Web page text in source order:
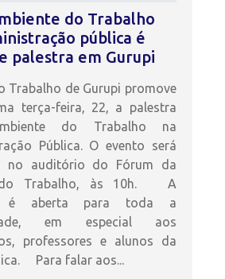
do Trabalho
pública é
palestra em Gurupi
Trabalho de Gurupi promove
terça-feira, 22, a palestra
do Trabalho na
Pública. O evento será
no auditório do Fórum da
do Trabalho, às 10h. A
é aberta para toda a
em especial aos
professores e alunos da
Para falar aos...